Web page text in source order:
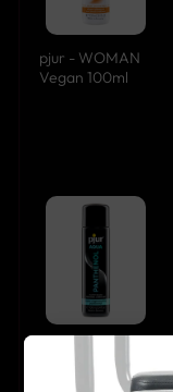
pjur - WOMAN
Vegan 100ml
100ml